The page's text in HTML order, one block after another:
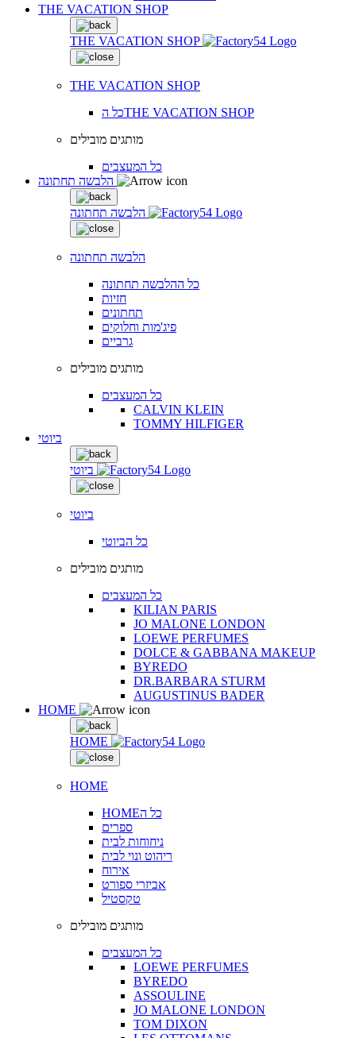
THE VACATION SHOP
THE VACATION SHOP
THE VACATION SHOP
כל הTHE VACATION SHOP
מותגים מובילים
כל המעצבים
הלבשה תחתונה
הלבשה תחתונה
כל ההלבשה תחתונה
חזיות
תחתונים
פיג'מות וחלוקים
גרביים
מותגים מובילים
כל המעצבים
CALVIN KLEIN
TOMMY HILFIGER
ביוטי
ביוטי
ביוטי
כל הביוטי
מותגים מובילים
כל המעצבים
KILIAN PARIS
JO MALONE LONDON
LOEWE PERFUMES
DOLCE & GABBANA MAKEUP
BYREDO
DR.BARBARA STURM
AUGUSTINUS BADER
HOME
HOME
HOME
HOMEכל ה
ספרים
ניחוחות לבית
ריהוט ונוי לבית
אירוח
אביזרי ספורט
טקסטיל
מותגים מובילים
כל המעצבים
LOEWE PERFUMES
BYREDO
ASSOULINE
JO MALONE LONDON
TOM DIXON